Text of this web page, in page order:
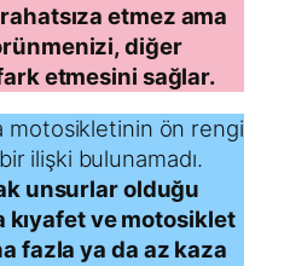
etmez ama
diğer
etmesini sağlar.
motosikletinin ön rengi
ilişki bulunamadı.
unsurlar olduğu
kıyafet ve motosiklet
fazla ya da az kaza